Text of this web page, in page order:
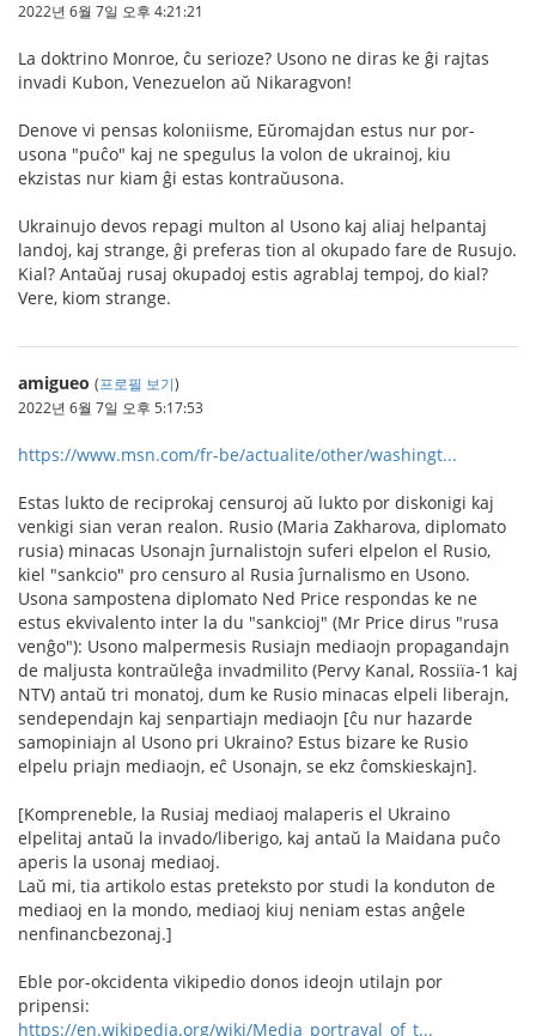
2022년 6월 7일 오후 4:21:21
La doktrino Monroe, ĉu serioze? Usono ne diras ke ĝi rajtas
invadi Kubon, Venezuelon aŭ Nikaragvon!
Denove vi pensas koloniisme, Eŭromajdan estus nur por-
usona "puĉo" kaj ne spegulus la volon de ukrainoj, kiu
ekzistas nur kiam ĝi estas kontraŭusona.
Ukrainujo devos repagi multon al Usono kaj aliaj helpantaj
landoj, kaj strange, ĝi preferas tion al okupado fare de Rusujo.
Kial? Antaŭaj rusaj okupadoj estis agrablaj tempoj, do kial?
Vere, kiom strange.
amigueo (프로필 보기)
2022년 6월 7일 오후 5:17:53
https://www.msn.com/fr-be/actualite/other/washingt...
Estas lukto de reciprokaj censuroj aŭ lukto por diskonigi kaj
venkigi sian veran realon. Rusio (Maria Zakharova, diplomato
rusia) minacas Usonajn ĵurnalistojn suferi elpelon el Rusio,
kiel "sankcio" pro censuro al Rusia ĵurnalismo en Usono.
Usona sampostena diplomato Ned Price respondas ke ne
estus ekvivalento inter la du "sankcioj" (Mr Price dirus "rusa
venĝo"): Usono malpermesis Rusiajn mediaojn propagandajn
de maljusta kontraŭleĝa invadmilito (Pervy Kanal, Rossiïa-1 kaj
NTV) antaŭ tri monatoj, dum ke Rusio minacas elpeli liberajn,
sendependajn kaj senpartiajn mediaojn [ĉu nur hazarde
samopiniajn al Usono pri Ukraino? Estus bizare ke Rusio
elpelu priajn mediaojn, eĉ Usonajn, se ekz ĉomskieskajn].
[Kompreneble, la Rusiaj mediaoj malaperis el Ukraino
elpelitaj antaŭ la invado/liberigo, kaj antaŭ la Maidana puĉo
aperis la usonaj mediaoj.
Laŭ mi, tia artikolo estas preteksto por studi la konduton de
mediaoj en la mondo, mediaoj kiuj neniam estas anĝele
nenfinancbezonaj.]
Eble por-okcidenta vikipedio donos ideojn utilajn por
pripensi:
https://en.wikipedia.org/wiki/Media_portrayal_of_t...